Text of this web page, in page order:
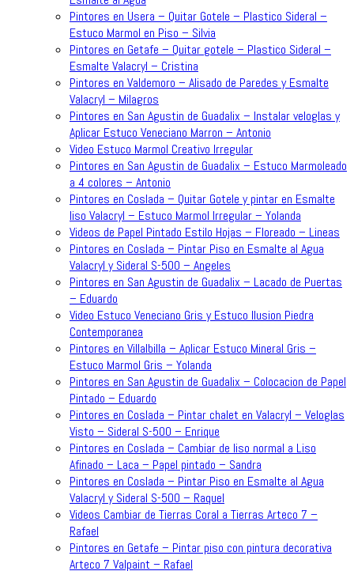
Pintores en Usera – Quitar Gotele – Plastico Sideral –
Estuco Marmol en Piso – Silvia
Pintores en Getafe – Quitar gotele – Plastico Sideral –
Esmalte Valacryl – Cristina
Pintores en Valdemoro – Alisado de Paredes y Esmalte
Valacryl – Milagros
Pintores en San Agustin de Guadalix – Instalar veloglas y
Aplicar Estuco Veneciano Marron – Antonio
Video Estuco Marmol Creativo Irregular
Pintores en San Agustin de Guadalix – Estuco Marmoleado
a 4 colores – Antonio
Pintores en Coslada – Quitar Gotele y pintar en Esmalte
liso Valacryl – Estuco Marmol Irregular – Yolanda
Videos de Papel Pintado Estilo Hojas – Floreado – Lineas
Pintores en Coslada – Pintar Piso en Esmalte al Agua
Valacryl y Sideral S-500 – Angeles
Pintores en San Agustin de Guadalix – Lacado de Puertas
– Eduardo
Video Estuco Veneciano Gris y Estuco Ilusion Piedra
Contemporanea
Pintores en Villalbilla – Aplicar Estuco Mineral Gris –
Estuco Marmol Gris – Yolanda
Pintores en San Agustin de Guadalix – Colocacion de Papel
Pintado – Eduardo
Pintores en Coslada – Pintar chalet en Valacryl – Veloglas
Visto – Sideral S-500 – Enrique
Pintores en Coslada – Cambiar de liso normal a Liso
Afinado – Laca – Papel pintado – Sandra
Pintores en Coslada – Pintar Piso en Esmalte al Agua
Valacryl y Sideral S-500 – Raquel
Videos Cambiar de Tierras Coral a Tierras Arteco 7 –
Rafael
Pintores en Getafe – Pintar piso con pintura decorativa
Arteco 7 Valpaint – Rafael